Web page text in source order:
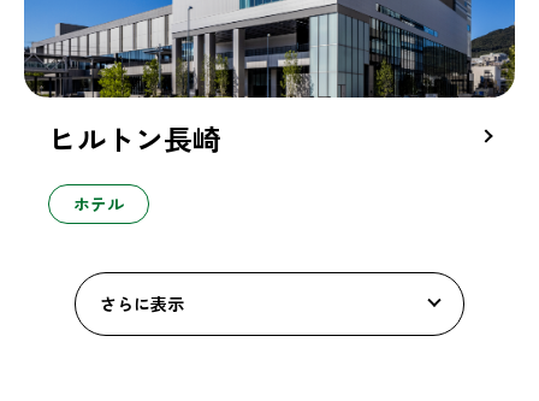
ヒルトン長崎
ホテル
さらに表示